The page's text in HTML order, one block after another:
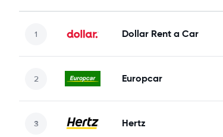
Dollar Rent a Car
Europcar
Hertz